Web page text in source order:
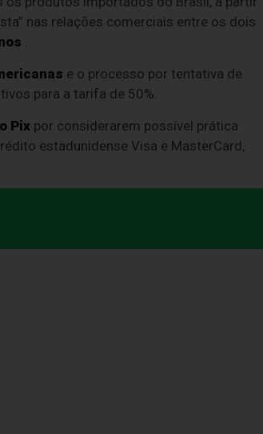
nas relações comerciais entre os dois
.
e o processo por tentativa de
para a tarifa de 50%.
Pix por considerarem possível prática
estadunidense Visa e MasterCard,